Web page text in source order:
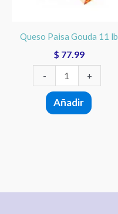
Queso Paisa Gouda 11 lb
$ 77.99
- +
Añadir